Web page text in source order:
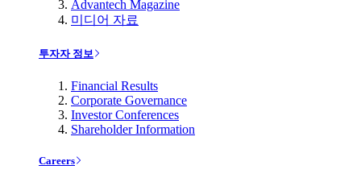
Advantech Magazine
미디어 자료
투자자 정보
Financial Results
Corporate Governance
Investor Conferences
Shareholder Information
Careers